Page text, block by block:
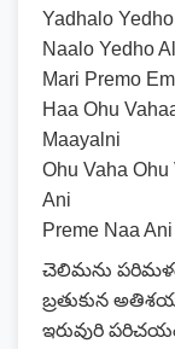
Yadhalo
Naalo Yedho
Mari Premo
Haa Ohu
Maayalni
Ohu Vaha
Ani
Preme Naa
చెలిమను
బ్రతుకున
ఇరువురి